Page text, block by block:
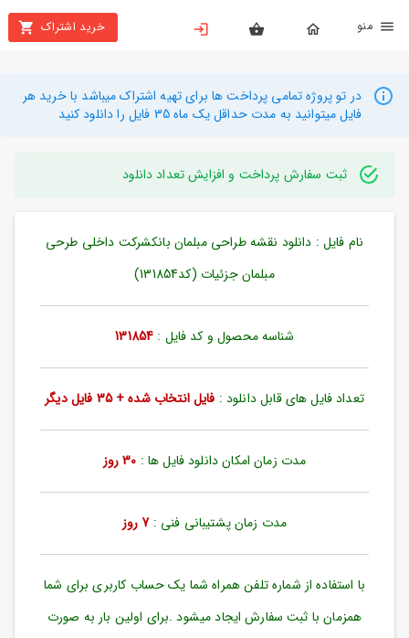
خرید اشتراک
بستن
محصولات
تهیه
راهنما
دانلود
ورود
به
بازیابی
رمز
در تو پروژه تمامی پرداخت ها برای تهیه اشتراک میباشد با خرید هر
فایل میتوانید به مدت حداقل یک ماه 35 فایل را دانلود کنید
ثبت سفارش پرداخت و افزایش تعداد دانلود
نام فایل : دانلود نقشه طراحی مبلمان بانکشرکت داخلی طرحی
مبلمان جزئیات (کد131854)
شناسه محصول و کد فایل : 131854
تعداد فایل های قابل دانلود : فایل انتخاب شده + 35 فایل دیگر
مدت زمان امکان دانلود فایل ها : 30 روز
مدت زمان پشتیبانی فنی :7 روز
با استفاده از شماره تلفن همراه شما یک حساب کاربری برای شما
همزمان با ثبت سفارش ایجاد میشود .برای اولین بار به صورت